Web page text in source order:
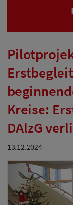
Kreise:
DAlzG
13.12.2024